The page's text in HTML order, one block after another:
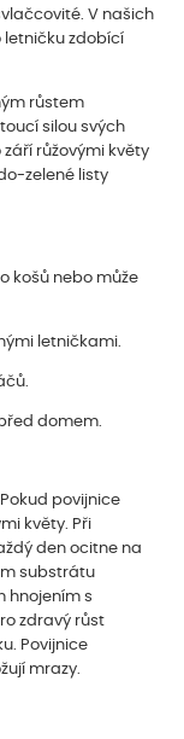
V našich
letničku zdobící
růstem
silou svých
růžovými květy
zelené listy
košů nebo může
letničkami.
domem.
povijnice
květy. Při
den ocitne na
substrátu
hnojením s
zdravý růst
Povijnice
mrazy.